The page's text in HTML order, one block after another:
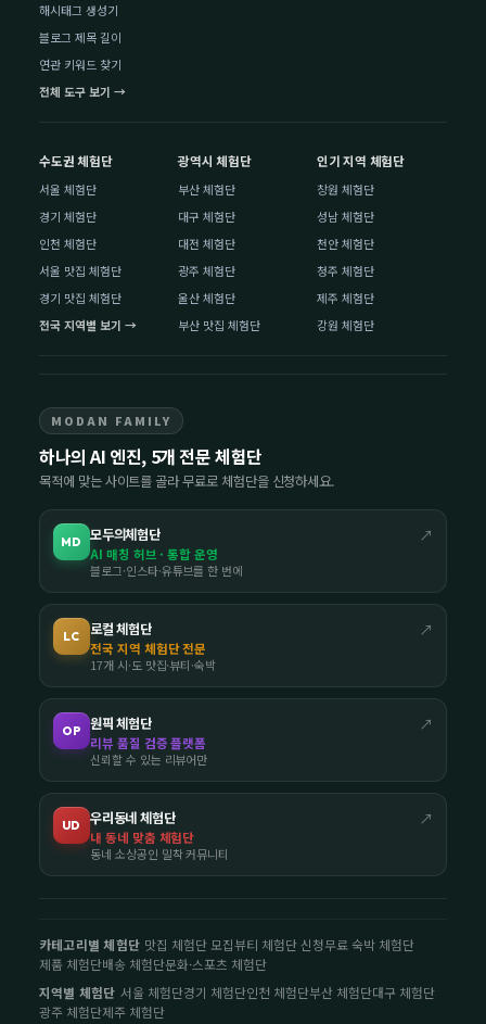
해시태그 생성기
블로그 제목 길이
연관 키워드 찾기
전체 도구 보기 →
수도권 체험단
서울 체험단
경기 체험단
인천 체험단
서울 맛집 체험단
경기 맛집 체험단
전국 지역별 보기 →
광역시 체험단
부산 체험단
대구 체험단
대전 체험단
광주 체험단
울산 체험단
부산 맛집 체험단
인기 지역 체험단
창원 체험단
성남 체험단
천안 체험단
청주 체험단
제주 체험단
강원 체험단
MODAN FAMILY
하나의 AI 엔진, 5개 전문 체험단
목적에 맞는 사이트를 골라 무료로 체험단을 신청하세요.
MD 모두의체험단 ↗
AI 매칭 허브 · 통합 운영
블로그·인스타·유튜브를 한 번에
LC 로컬 체험단 ↗
전국 지역 체험단 전문
17개 시·도 맛집·뷰티·숙박
OP 원픽 체험단 ↗
리뷰 품질 검증 플랫폼
신뢰할 수 있는 리뷰어만
UD 우리동네 체험단 ↗
내 동네 맞춤 체험단
동네 소상공인 밀착 커뮤니티
카테고리별 체험단 맛집 체험단 모집뷰티 체험단 신청무료 숙박 체험단
제품 체험단배송 체험단문화·스포츠 체험단
지역별 체험단 서울 체험단경기 체험단인천 체험단부산 체험단대구 체험단
광주 체험단제주 체험단